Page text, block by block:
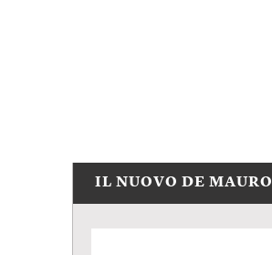
IL NUOVO DE MAURO